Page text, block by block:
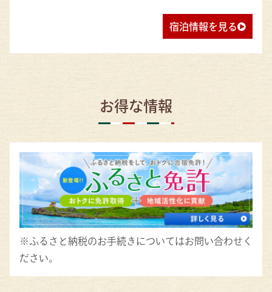
宿泊情報を見る
お得な情報
※ふるさと納税のお手続きについてはお問い合わせく
ださい。